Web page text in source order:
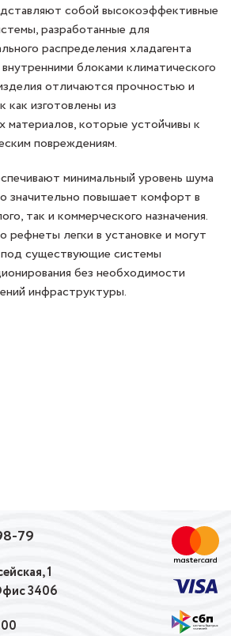
собой высокоэффективные
разработанные для
распределения хладагента
блоками климатического
отличаются прочностью и
как изготовлены из
материалов, которые устойчивы к
повреждениям.
минимальный уровень шума
значительно повышает комфорт в
так и коммерческого назначения.
рефнеты легки в установке и могут
существующие системы
без необходимости
инфраструктуры.
79
1
3406